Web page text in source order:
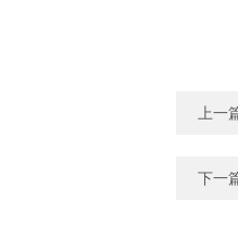
上一
下一